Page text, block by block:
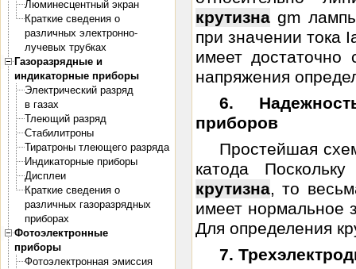
Люминесцентный экран
Краткие сведения о
различных электронно-
лучевых трубках
Газоразрядные и
индикаторные приборы
Электрический разряд
в газах
Тлеющий разряд
Стабилитроны
Тиратроны тлеющего разряда
Индикаторные приборы
Дисплеи
Краткие сведения о
различных газоразрядных
приборах
Фотоэлектронные
приборы
Фотоэлектронная эмиссия
крутизна gm
при значении тока
имеет достаточно
напряжения
6.
приборов
Простейшая
катода
крутизна, то
имеет нормальное
Для определения
7.